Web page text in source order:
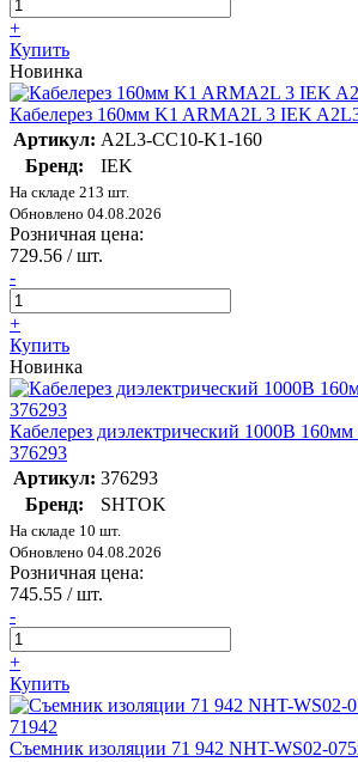
+
Купить
Новинка
Кабелерез 160мм K1 ARMA2L 3 IEK
Артикул: A2L3-CC10-K1-160
Бренд:
IEK
На складе 213 шт.
Обновлено 04.08.2026
Розничная цена:
729.56 / шт.
-
+
Купить
Новинка
Кабелерез диэлектрический 1000В
376293
Артикул: 376293
Бренд:
SHTOK
На складе 10 шт.
Обновлено 04.08.2026
Розничная цена:
745.55 / шт.
-
+
Купить
Съемник изоляции 71 942 NHT-WS02-